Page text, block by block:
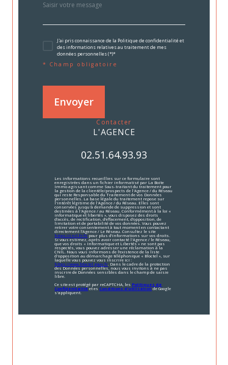
J'ai pris connaissance de la Politique de confidentialité et
des informations relatives au traitement de mes
données personnelles (*)*
* Champ obligatoire
Envoyer
contacter
L'AGENCE
02.51.64.93.93
Les informations recueillies sur ce formulaire sont
enregistrées dans un fichier informatisé par La Boite
Immo agissant comme Sous-traitant du traitement pour
la gestion de la clientèle/prospects de l'Agence / du Réseau
qui reste Responsable du Traitement de vos Données
personnelles. La base légale du traitement repose sur
l'intérêt légitime de l'Agence / du Réseau. Elles sont
conservées jusqu'à demande de suppression et sont
destinées à l'Agence / au Réseau. Conformément à la loi «
informatique et libertés », vous disposez des droits
d’accès, de rectification, d’effacement, d’opposition, de
limitation et de portabilité de vos données. Vous pouvez
retirer votre consentement à tout moment en contactant
directement l’Agence / Le Réseau. Consultez le site
https://cnil.fr/fr pour plus d’informations sur vos droits.
Si vous estimez, après avoir contacté l'Agence / le Réseau,
que vos droits « Informatique et Libertés » ne sont pas
respectés, vous pouvez adresser une réclamation à la
CNIL. Nous vous informons de l’existence de la liste
d'opposition au démarchage téléphonique « Bloctel », sur
laquelle vous pouvez vous inscrire ici :
https://www.bloctel.gouv.fr . Dans le cadre de la protection
des Données personnelles, nous vous invitons à ne pas
inscrire de Données sensibles dans le champ de saisie
libre.
Ce site est protégé par reCAPTCHA, lesPolitiques de
Confidentialitéet es Conditions d'utilisationde Google
s'appliquent.